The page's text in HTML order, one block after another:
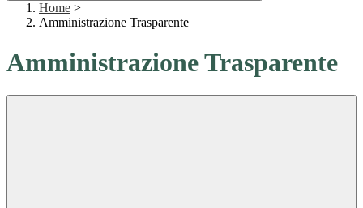
Home >
Amministrazione Trasparente
Amministrazione Trasparente